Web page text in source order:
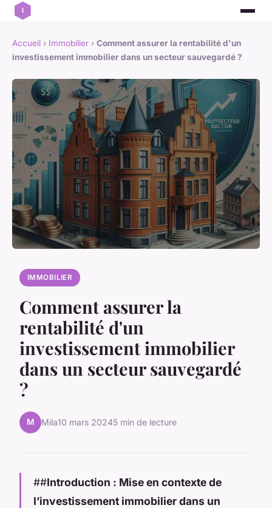
Accueil › Immobilier › Comment assurer la rentabilité d'un
investissement immobilier dans un secteur sauvegardé ?
IMMOBILIER
Comment assurer la
rentabilité d'un
investissement immobilier
dans un secteur sauvegardé
?
M Mila10 mars 20245 min de lecture
##Introduction : Mise en contexte de
l’investissement immobilier dans un